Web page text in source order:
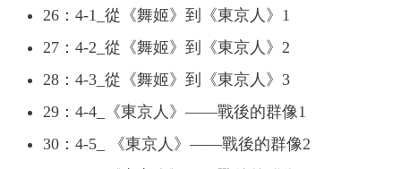
26：4-1_從《舞姬》到《東京人》1
27：4-2_從《舞姬》到《東京人》2
28：4-3_從《舞姬》到《東京人》3
29：4-4_《東京人》——戰後的群像1
30：4-5_ 《東京人》——戰後的群像2